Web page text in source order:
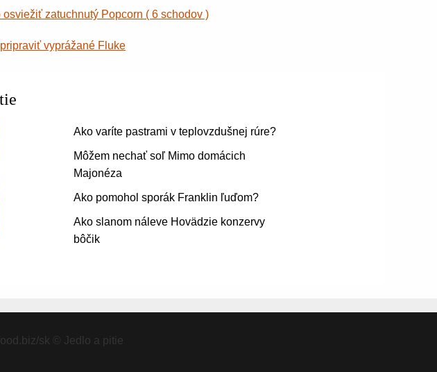
osviežiť zatuchnutý Popcorn ( 6 schodov )
vyprážané Fluke
Ako varíte pastrami v teplovzdušnej rúre?
Môžem nechať soľ Mimo domácich
Majonéza
Ako pomohol sporák Franklin ľuďom?
Ako slanom náleve Hovädzie konzervy
bôčik
sk © Jedlo a pitie